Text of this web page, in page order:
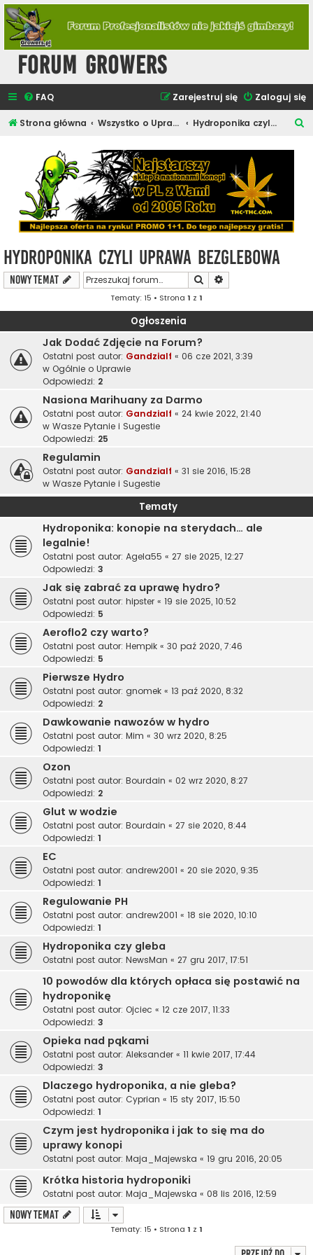
Forum Growers
FAQ Zaloguj się
Zarejestruj się
Strona główna Wszystko o Uprawie Roślin Konopi Hydroponika czyli Uprawa Bezglebowa
Hydroponika czyli Uprawa Bezglebowa
NOWY TEMAT Szukaj
Tematy: 15 • Strona 1 z 1
Ogłoszenia
Jak Dodać Zdjęcie na Forum?
Ostatni post autor: Gandzialf « 06 cze 2021, 3:39
w Ogólnie o Uprawie
Odpowiedzi: 2
Nasiona Marihuany za Darmo
Ostatni post autor: Gandzialf « 24 kwie 2022, 21:40
w Wasze Pytanie i Sugestie
Odpowiedzi: 25
Regulamin
Ostatni post autor: Gandzialf « 31 sie 2016, 15:28
w Wasze Pytanie i Sugestie
Tematy
Hydroponika: konopie na sterydach… ale
legalnie!
Ostatni post autor: Agela55 « 27 sie 2025, 12:27
Odpowiedzi: 3
Jak się zabrać za uprawę hydro?
Ostatni post autor: hipster « 19 sie 2025, 10:52
Odpowiedzi: 5
Aeroflo2 czy warto?
Ostatni post autor: Hempik « 30 paź 2020, 7:46
Odpowiedzi: 5
Pierwsze Hydro
Ostatni post autor: gnomek « 13 paź 2020, 8:32
Odpowiedzi: 2
Dawkowanie nawozów w hydro
Ostatni post autor: Mim « 30 wrz 2020, 8:25
Odpowiedzi: 1
Ozon
Ostatni post autor: Bourdain « 02 wrz 2020, 8:27
Odpowiedzi: 2
Glut w wodzie
Ostatni post autor: Bourdain « 27 sie 2020, 8:44
Odpowiedzi: 1
EC
Ostatni post autor: andrew2001 « 20 sie 2020, 9:35
Odpowiedzi: 1
Regulowanie PH
Ostatni post autor: andrew2001 « 18 sie 2020, 10:10
Odpowiedzi: 1
Hydroponika czy gleba
Ostatni post autor: NewsMan « 27 gru 2017, 17:51
10 powodów dla których opłaca się postawić na
hydroponikę
Ostatni post autor: Ojciec « 12 cze 2017, 11:33
Odpowiedzi: 3
Opieka nad pąkami
Ostatni post autor: Aleksander « 11 kwie 2017, 17:44
Odpowiedzi: 3
Dlaczego hydroponika, a nie gleba?
Ostatni post autor: Cyprian « 15 sty 2017, 15:50
Odpowiedzi: 1
Czym jest hydroponika i jak to się ma do
uprawy konopi
Ostatni post autor: Maja_Majewska « 19 gru 2016, 20:05
Krótka historia hydroponiki
Ostatni post autor: Maja_Majewska « 08 lis 2016, 12:59
NOWY TEMAT
Tematy: 15 • Strona 1 z 1